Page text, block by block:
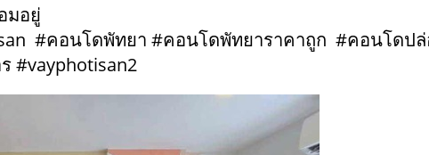
มอยู่
#คอนโดพัทยา #คอนโดพัทยาราคาถูก #คอนโดป
#vayphotisan2